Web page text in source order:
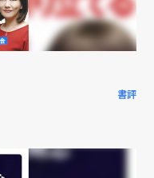
書評